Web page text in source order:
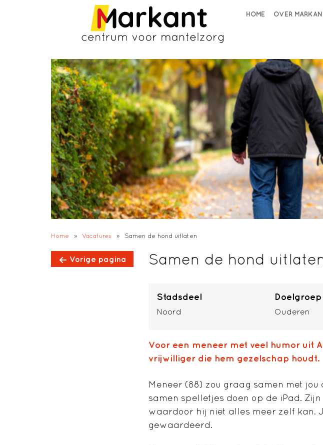
HOME OVER
Home » Vacatures » Samen de hond uitlaten
Vorige pagina Samen de hond
Stadsdeel
Noord
Doelgroep
Ouderen
Voor een meneer met veel humor uit
vrijwilliger die hem gezelschap houdt.
Meneer (88) zou graag samen met
samen spelletjes doen op de iPad.
waardoor hij niet alles meer zelf kan.
gewaardeerd.